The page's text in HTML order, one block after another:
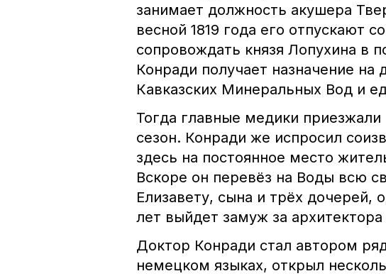
занимает должность акушера
весной 1819 года его отпускают
сопровождать князя Лопухина в
Конради получает назначение на
Кавказских Минеральных Вод и
Тогда главные медики
сезон. Конради же испросил
здесь на постоянное место
Вскоре он перевёз на Воды всю
Елизавету, сына и трёх дочерей,
лет выйдет замуж за
Доктор Конради стал автором
немецком языках, открыл